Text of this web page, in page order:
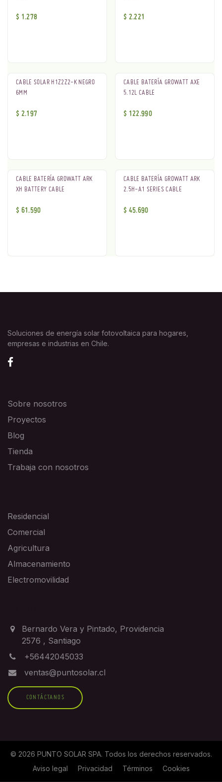
$ 1.278 $ 2.221
CABLE SOLAR H1Z2Z2-K NEGRO
6MM
$ 2.197
CABLE BATERÍA GROWATT AXE
5.12L CABLE
$ 122.990
CABLE BATERÍA GROWATT ARK
XH BATTERY CABLE
$ 61.590
CABLE BATERÍA GROWATT ARK
2.5H-A1 SERIES CABLE
$ 45.690
Soluciones de energía solar fotovoltaica para hogares,
empresas e industrias en Chile.
Sobre nosotros
Proyectos
Blog
Tienda
Trabaja con nosotros
Residencial
Comercial
Agricultura
Almacenamiento
Electromovilidad
Bernardo Vera y Pintado, Providencia
2576 , Santiago
+56442045033
ventas@puntosolar.cl
CONTÁCTANOS
© 2026 PUNTO SOLAR SPA. Todos los derechos reservados.
Aviso legal
Privacidad Términos Cookies